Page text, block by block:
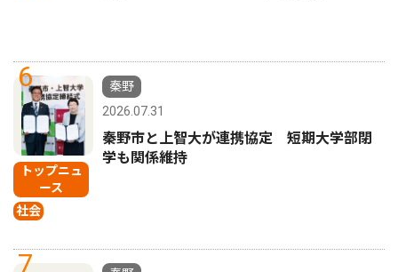
6
トップニュ
ース
社会
秦野
2026.07.31
秦野市と上智大が連携協定 短期大学部閉
学も関係維持
7